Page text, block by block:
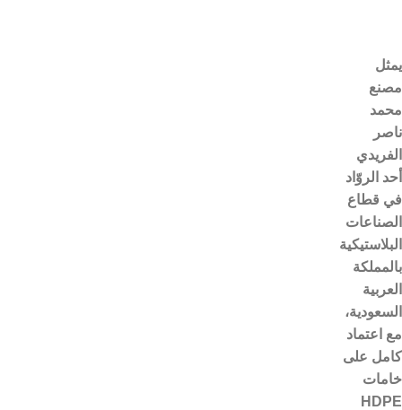
يمثل
مصنع
محمد
ناصر
الفريدي
أحد الروّاد
في قطاع
الصناعات
البلاستيكية
بالمملكة
العربية
السعودية،
مع اعتماد
كامل على
خامات
HDPE